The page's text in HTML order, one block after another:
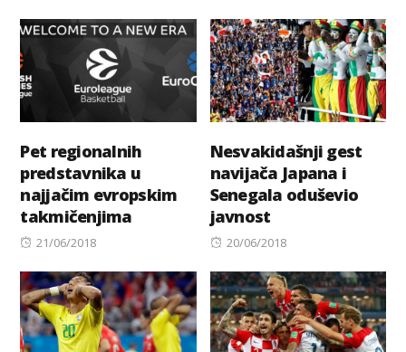
Pet regionalnih
predstavnika u
najjačim evropskim
takmičenjima
Posted
21/06/2018
Nesvakidašnji gest
navijača Japana i
Senegala oduševio
javnost
Posted
20/06/2018